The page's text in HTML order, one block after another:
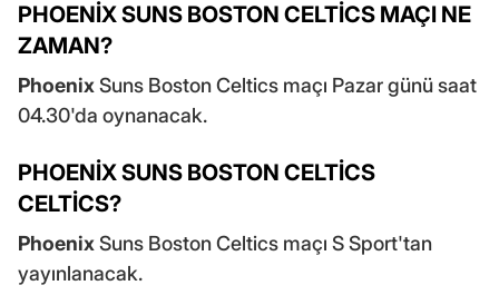
PHOENİX SUNS BOSTON CELTİCS MAÇI NE
ZAMAN?
PhoenixSuns Boston Celtics maçı Pazar günü saat
04.30'da oynanacak.
PHOENİX SUNS BOSTON CELTİCS
CELTİCS?
PhoenixSuns Boston Celtics maçı S Sport'tan
yayınlanacak.